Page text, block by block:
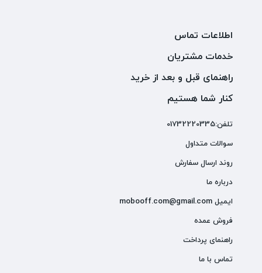
اطلاعات تماس
خدمات مشتریان
راهنمای قبل و بعد از خرید
کنار شما هستیم
تلفن:01732220335
سوالات متداول
روند ارسال سفارش
درباره ما
ایمیل mobooff.com@gmail.com
فروش عمده
راهنمای پرداخت
تماس با ما